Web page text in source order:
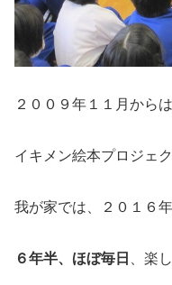
２００９年１１月から
イキメン絵本プロジェク
我が家では、２０１６年
６年半、ほぼ毎日 、楽